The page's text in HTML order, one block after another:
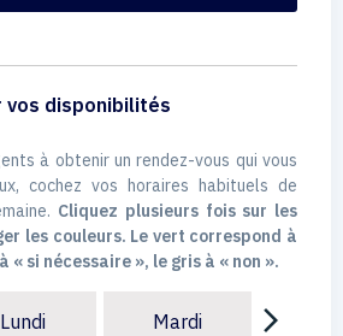
vos disponibilités
à obtenir un rendez-vous qui vous
cochez vos horaires habituels de
Cliquez plusieurs fois sur les
les couleurs. Le vert correspond à
« si nécessaire », le gris à « non ».
Lundi Mardi arrow_forward_ios